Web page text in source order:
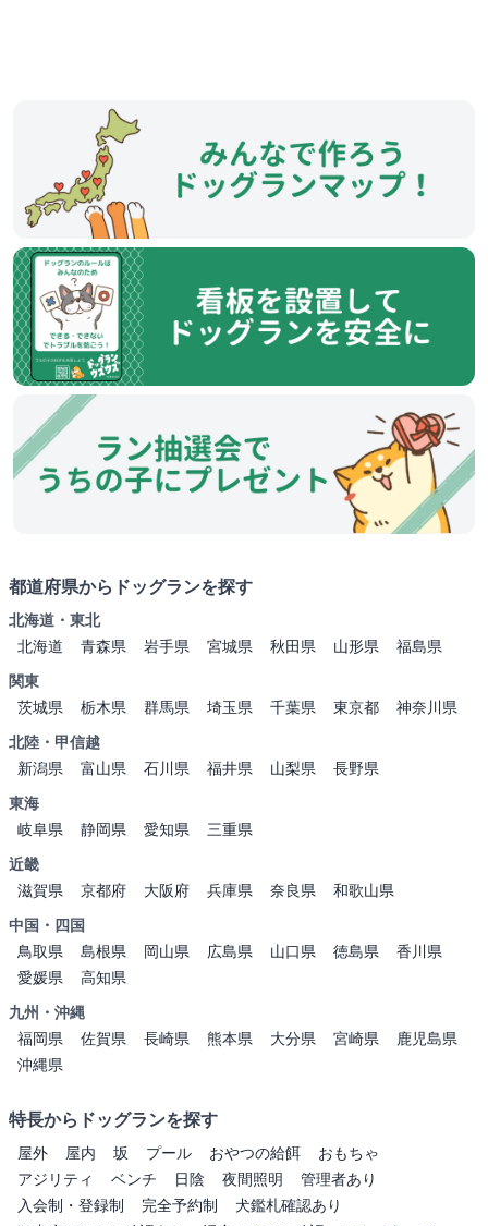
都道府県からドッグランを探す
北海道・東北
北海道
青森県 岩手県 宮城県 秋田県 山形県
福島県
関東
茨城県
栃木県 群馬県 埼玉県 千葉県 東京都
神奈川県
北陸・甲信越
新潟県
富山県 石川県 福井県 山梨県
長野県
東海
岐阜県
静岡県 愛知県
三重県
近畿
滋賀県
京都府 大阪府 兵庫県 奈良県
和歌山県
中国・四国
鳥取県
島根県 岡山県 広島県 山口県 徳島県
香川県
愛媛県
高知県
九州・沖縄
福岡県
佐賀県 長崎県 熊本県 大分県 宮崎県
鹿児島県
沖縄県
特長からドッグランを探す
屋外 屋内 坂 プール おやつの給餌
おもちゃ
アジリティ
ベンチ 日陰 夜間照明
管理者あり
入会制・登録制
完全予約制
犬鑑札確認あり